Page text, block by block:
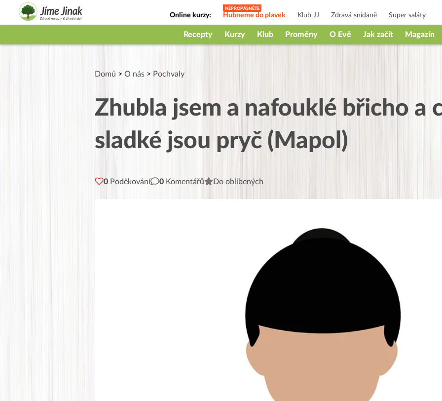
Online kurzy: Hubneme do plavek Klub JJ Zdravá snídaně Super saláty
Jak na babičky
Recepty Kurzy Klub Proměny O Evě Jak začít Magazín
Domů > O nás > Pochvaly
Zhubla jsem a nafouklé břicho a
sladké jsou pryč (Mapol)
0 Poděkování 0 Komentářů Do oblíbených